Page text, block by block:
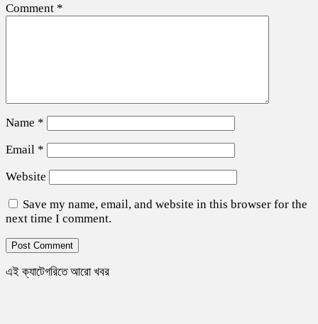
Comment *
Name *
Email *
Website
Save my name, email, and website in this browser for the
next time I comment.
এই ক্যাটেগরিতে আরো খবর